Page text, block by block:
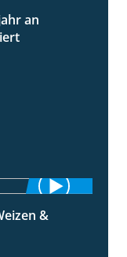
an
2:39
&